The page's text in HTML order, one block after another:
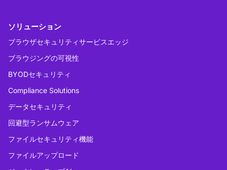
ソリューション
ブラウザセキュリティサービスエッジ
ブラウジングの可視性
BYODセキュリティ
Compliance Solutions
データセキュリティ
回避型ランサムウェア
ファイルセキュリティ機能
ファイルアップロード